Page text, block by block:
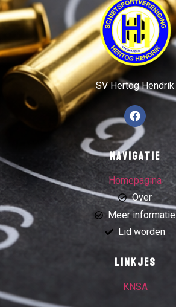
SV Hertog Hendrik
Navigatie
Homepagina
Over
Meer informatie
Lid worden
Linkjes
KNSA